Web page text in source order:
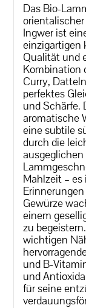
Das Bio-
Ingwer ist
einzigartigen
Qualität und
Kombination
Curry,
perfektes
und Schärfe.
aromatische
eine subtile
durch die
Mahlzeit –
Gewürze
einem
zu
wichtigen
und B-
und
für seine